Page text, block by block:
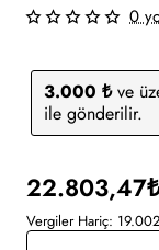
3.000 ₺ve
ile gönderilir.
0
Vergiler Hariç: